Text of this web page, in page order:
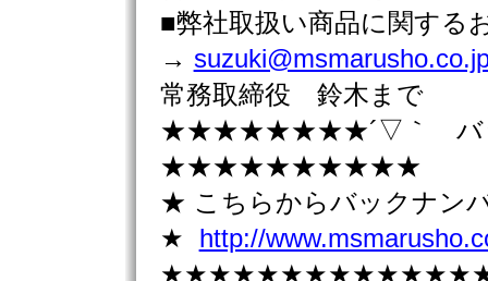
■弊社取扱い商品に関す
→
常務取締役 鈴木まで
★★★★★★★★´▽｀ バッ
★★★★★★★★★★
★ こちらからバックナン
★ http://